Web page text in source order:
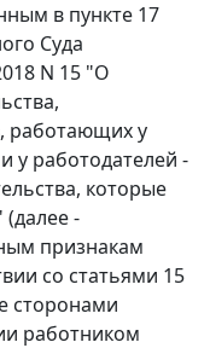
в пункте 17
Суда
N 15 "О
работающих у
у работодателей -
которые
-
признакам
со статьями 15
сторонами
работником